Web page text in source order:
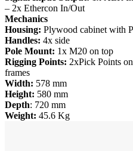
– 2x Ethercon In/Out
Mechanics
Housing: Plywood cabinet with
Handles: 4x side
Pole Mount: 1x M20 on top
Rigging Points: 2xPick Points
frames
Width: 578 mm
Height: 580 mm
Depth: 720 mm
Weight: 45.6 Kg